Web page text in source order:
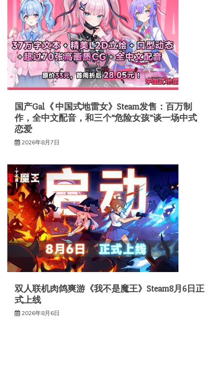
国产Gal《 中国式地雷女》Steam发售：百万制
作，全中文配音，和三个“危险女孩”谈一场中式
恋爱
2026年8月7日
双人联机肉鸽爽游《我不是魔王》Steam8月6日正
式上线
2026年8月6日